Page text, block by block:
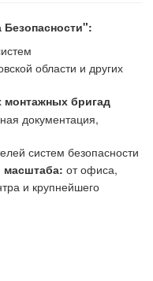
области и других
монтажных бригад
документация,
систем безопасности
от офиса,
и крупнейшего